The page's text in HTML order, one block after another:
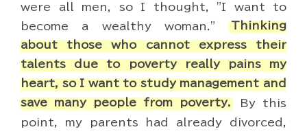
were all men, so I thought, "I want to
become a wealthy woman."
Thinking
about those who cannot express their
talents due to poverty really pains my
heart, so I want to study management and
save many people from poverty.
By this
point, my parents had already divorced,